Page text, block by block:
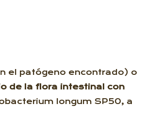
el patógeno encontrado) o
de la flora intestinal con
longum SP50, a